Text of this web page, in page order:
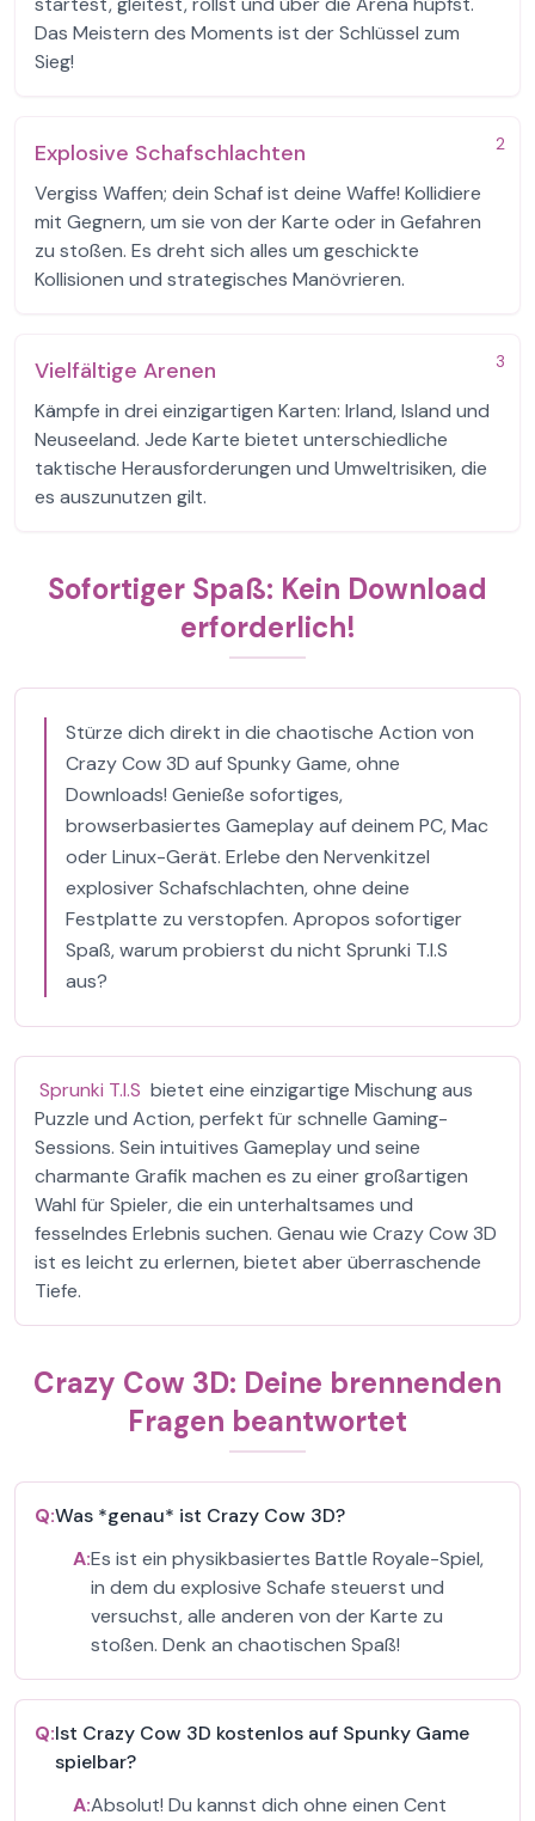
Das Meistern des Moments ist der Schlüssel zum
Sieg!
2
Explosive Schafschlachten
Vergiss Waffen; dein Schaf ist deine Waffe! Kollidiere
mit Gegnern, um sie von der Karte oder in Gefahren
zu stoßen. Es dreht sich alles um geschickte
Kollisionen und strategisches Manövrieren.
3
Vielfältige Arenen
Kämpfe in drei einzigartigen Karten: Irland, Island und
Neuseeland. Jede Karte bietet unterschiedliche
taktische Herausforderungen und Umweltrisiken, die
es auszunutzen gilt.
Sofortiger Spaß: Kein Download
erforderlich!
Stürze dich direkt in die chaotische Action von
Crazy Cow 3D auf Spunky Game, ohne
Downloads! Genieße sofortiges,
browserbasiertes Gameplay auf deinem PC, Mac
oder Linux-Gerät. Erlebe den Nervenkitzel
explosiver Schafschlachten, ohne deine
Festplatte zu verstopfen. Apropos sofortiger
Spaß, warum probierst du nicht Sprunki T.I.S
aus?
Sprunki T.I.S bietet eine einzigartige Mischung aus
Puzzle und Action, perfekt für schnelle Gaming-
Sessions. Sein intuitives Gameplay und seine
charmante Grafik machen es zu einer großartigen
Wahl für Spieler, die ein unterhaltsames und
fesselndes Erlebnis suchen. Genau wie Crazy Cow 3D
ist es leicht zu erlernen, bietet aber überraschende
Tiefe.
Crazy Cow 3D: Deine brennenden
Fragen beantwortet
Q:Was *genau* ist Crazy Cow 3D?
A:Es ist ein physikbasiertes Battle Royale-Spiel,
in dem du explosive Schafe steuerst und
versuchst, alle anderen von der Karte zu
stoßen. Denk an chaotischen Spaß!
Q:Ist Crazy Cow 3D kostenlos auf Spunky Game
spielbar?
A:Absolut! Du kannst dich ohne einen Cent